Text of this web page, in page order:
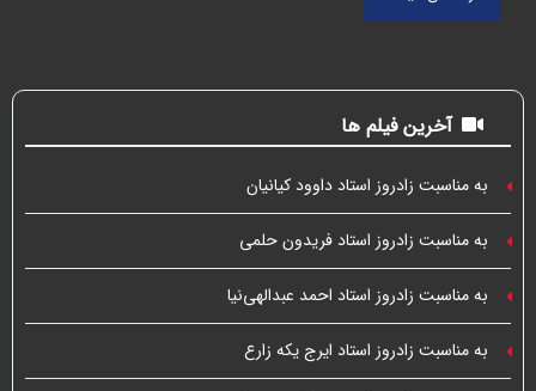
آخرین فیلم ها
به مناسبت زادروز استاد داوود کیانیان
به مناسبت زادروز استاد فریدون حلمی
به مناسبت زادروز استاد احمد عبدالهی‌نیا
به مناسبت زادروز استاد ایرج یکه زارع